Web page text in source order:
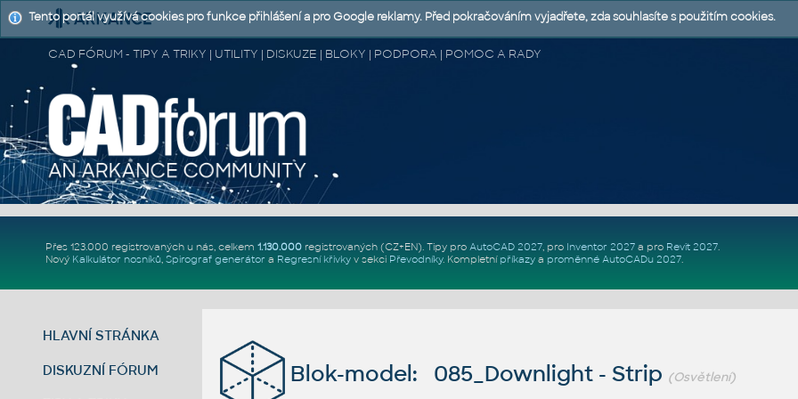
CAD FÓRUM - TIPY A TRIKY | UTILITY | DISKUZE | BLOKY | PODPORA | POMOC A RADY
Přes 123.000 registrovaných u nás, celkem 1.130.000registrovaných (CZ+EN). Tipy pro AutoCAD 2027, pro Inventor 2027a pro Revit 2027.
Nový Kalkulátor nosníků, Spirograf generátor a Regresní křivkyv sekci Převodníky. Kompletní příkazya proměnné AutoCADu 2027.
HLAVNÍ STRÁNKA
DISKUZNÍ FÓRUM Blok-model: 085_Downlight - Strip (Osvětlení)
Tento portál využívá cookies pro funkce přihlášení a pro Google reklamy. Před pokračováním vyjadřete, zda souhlasíte s použitím cookies.